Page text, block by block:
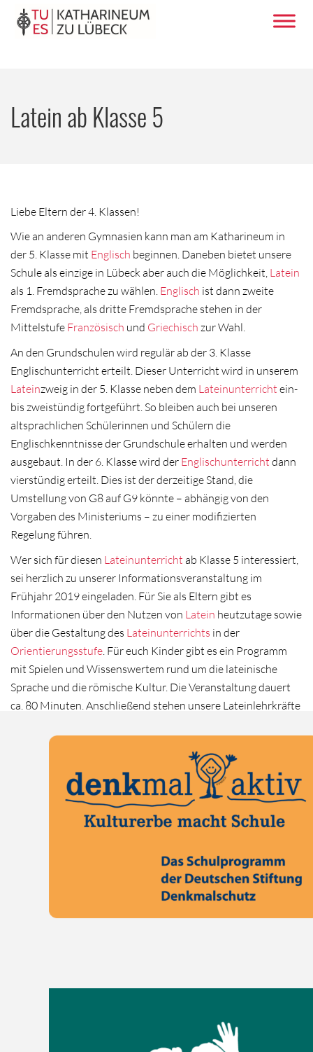
Latein ab Klasse 5
Liebe Eltern der 4. Klassen!
Wie an anderen Gymnasien kann man am Katharineum in
der 5. Klasse mit Englisch beginnen. Daneben bietet unsere
Schule als einzige in Lübeck aber auch die Möglichkeit, Latein
als 1. Fremdsprache zu wählen. Englisch ist dann zweite
Fremdsprache, als dritte Fremdsprache stehen in der
Mittelstufe Französisch und Griechisch zur Wahl.
An den Grundschulen wird regulär ab der 3. Klasse
Englischunterricht erteilt. Dieser Unterricht wird in unserem
Lateinzweig in der 5. Klasse neben dem Lateinunterricht ein-
bis zweistündig fortgeführt. So bleiben auch bei unseren
altsprachlichen Schülerinnen und Schülern die
Englischkenntnisse der Grundschule erhalten und werden
ausgebaut. In der 6. Klasse wird der Englischunterricht dann
vierstündig erteilt. Dies ist der derzeitige Stand, die
Umstellung von G8 auf G9 könnte – abhängig von den
Vorgaben des Ministeriums – zu einer modifizierten
Regelung führen.
Wer sich für diesen Lateinunterricht ab Klasse 5 interessiert,
sei herzlich zu unserer Informationsveranstaltung im
Frühjahr 2019 eingeladen. Für Sie als Eltern gibt es
Informationen über den Nutzen von Latein heutzutage sowie
über die Gestaltung des Lateinunterrichts in der
Orientierungsstufe . Für euch Kinder gibt es ein Programm
mit Spielen und Wissenswertem rund um die lateinische
Sprache und die römische Kultur. Die Veranstaltung dauert
ca. 80 Minuten. Anschließend stehen unsere Lateinlehrkräfte